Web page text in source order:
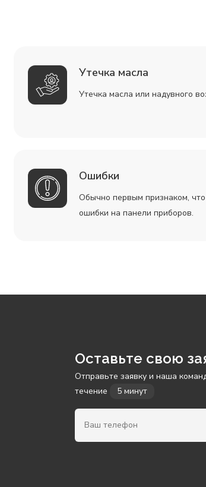
Утечка масла
Утечка масла или надувного
Ошибки
Обычно первым признаком,
ошибки на панели приборов.
Оставьте свою
Отправьте заявку и наша
течение
5 минут